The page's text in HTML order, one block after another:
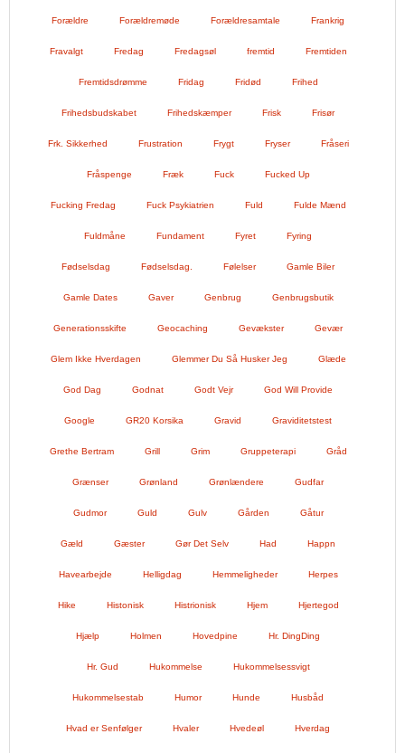
Forældre Forældremøde Forældresamtale Frankrig
Fravalgt Fredag Fredagsøl fremtid Fremtiden
Fremtidsdrømme Fridag Fridød Frihed
Frihedsbudskabet Frihedskæmper Frisk Frisør
Frk. Sikkerhed Frustration Frygt Fryser Fråseri
Fråspenge Fræk Fuck Fucked Up
Fucking Fredag Fuck Psykiatrien Fuld Fulde Mænd
Fuldmåne Fundament Fyret Fyring
Fødselsdag Fødselsdag. Følelser Gamle Biler
Gamle Dates Gaver Genbrug Genbrugsbutik
Generationsskifte Geocaching Gevækster Gevær
Glem Ikke Hverdagen Glemmer Du Så Husker Jeg Glæde
God Dag Godnat Godt Vejr God Will Provide
Google GR20 Korsika Gravid Graviditetstest
Grethe Bertram Grill Grim Gruppeterapi Gråd
Grænser Grønland Grønlændere Gudfar
Gudmor Guld Gulv Gården Gåtur
Gæld Gæster Gør Det Selv Had Happn
Havearbejde Helligdag Hemmeligheder Herpes
Hike Histonisk Histrionisk Hjem Hjertegod
Hjælp Holmen Hovedpine Hr. DingDing
Hr. Gud Hukommelse Hukommelsessvigt
Hukommelsestab Humor Hunde Husbåd
Hvad er Senfølger Hvaler Hvedeøl Hverdag